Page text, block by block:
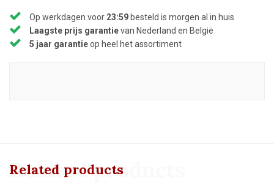
Op werkdagen voor 23:59 besteld is morgen al in huis
Laagste prijs garantievan Nederland en België
5 jaar garantieop heel het assortiment
Related products
Related products